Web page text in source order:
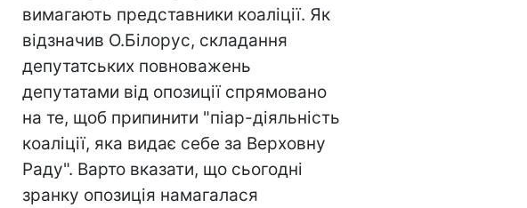
вимагають представники коаліції. Як
відзначив О.Білорус, складання
депутатських повноважень
депутатами від опозиції спрямовано
на те, щоб припинити "піар-діяльність
коаліції, яка видає себе за Верховну
Раду". Варто вказати, що сьогодні
зранку опозиція намагалася